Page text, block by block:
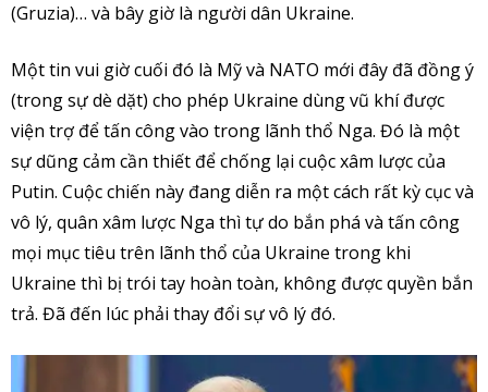
(Gruzia)… và bây giờ là người dân Ukraine.
Một tin vui giờ cuối đó là Mỹ và NATO mới đây đã đồng ý
(trong sự dè dặt) cho phép Ukraine dùng vũ khí được
viện trợ để tấn công vào trong lãnh thổ Nga. Đó là một
sự dũng cảm cần thiết để chống lại cuộc xâm lược của
Putin. Cuộc chiến này đang diễn ra một cách rất kỳ cục và
vô lý, quân xâm lược Nga thì tự do bắn phá và tấn công
mọi mục tiêu trên lãnh thổ của Ukraine trong khi
Ukraine thì bị trói tay hoàn toàn, không được quyền bắn
trả. Đã đến lúc phải thay đổi sự vô lý đó.